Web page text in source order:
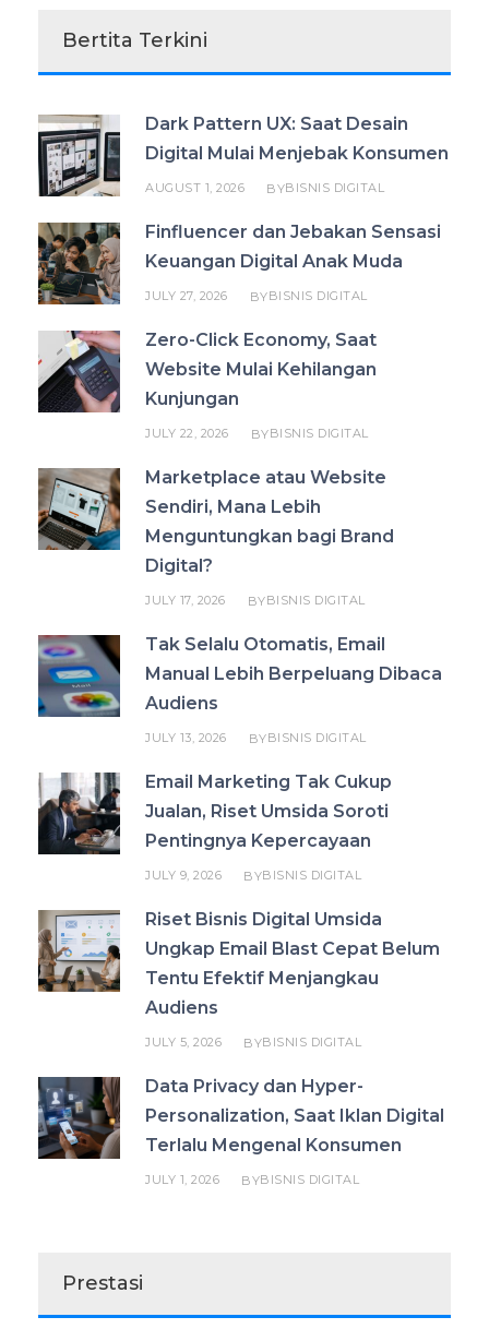
Bertita Terkini
Dark Pattern UX: Saat Desain
Digital Mulai Menjebak Konsumen
AUGUST 1, 2026 BYBISNIS DIGITAL
Finfluencer dan Jebakan Sensasi
Keuangan Digital Anak Muda
JULY 27, 2026 BYBISNIS DIGITAL
Zero-Click Economy, Saat
Website Mulai Kehilangan
Kunjungan
JULY 22, 2026 BYBISNIS DIGITAL
Marketplace atau Website
Sendiri, Mana Lebih
Menguntungkan bagi Brand
Digital?
JULY 17, 2026 BYBISNIS DIGITAL
Tak Selalu Otomatis, Email
Manual Lebih Berpeluang Dibaca
Audiens
JULY 13, 2026 BYBISNIS DIGITAL
Email Marketing Tak Cukup
Jualan, Riset Umsida Soroti
Pentingnya Kepercayaan
JULY 9, 2026 BYBISNIS DIGITAL
Riset Bisnis Digital Umsida
Ungkap Email Blast Cepat Belum
Tentu Efektif Menjangkau
Audiens
JULY 5, 2026 BYBISNIS DIGITAL
Data Privacy dan Hyper-
Personalization, Saat Iklan Digital
Terlalu Mengenal Konsumen
JULY 1, 2026 BYBISNIS DIGITAL
Prestasi